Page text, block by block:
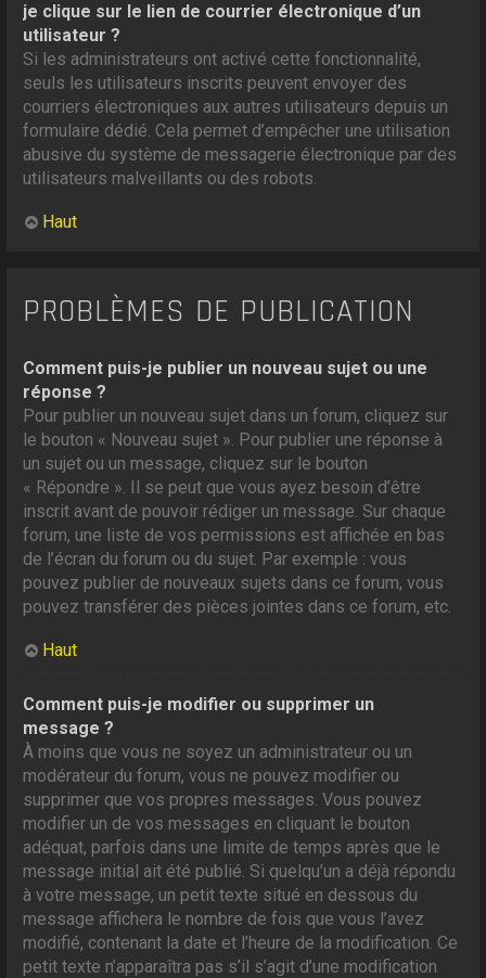
je clique sur le lien de courrier électronique d’un
utilisateur ?
Si les administrateurs ont activé cette fonctionnalité,
seuls les utilisateurs inscrits peuvent envoyer des
courriers électroniques aux autres utilisateurs depuis un
formulaire dédié. Cela permet d’empêcher une utilisation
abusive du système de messagerie électronique par des
utilisateurs malveillants ou des robots.
Haut
PROBLÈMES DE PUBLICATION
Comment puis-je publier un nouveau sujet ou une
réponse ?
Pour publier un nouveau sujet dans un forum, cliquez sur
le bouton « Nouveau sujet ». Pour publier une réponse à
un sujet ou un message, cliquez sur le bouton
« Répondre ». Il se peut que vous ayez besoin d’être
inscrit avant de pouvoir rédiger un message. Sur chaque
forum, une liste de vos permissions est affichée en bas
de l’écran du forum ou du sujet. Par exemple : vous
pouvez publier de nouveaux sujets dans ce forum, vous
pouvez transférer des pièces jointes dans ce forum, etc.
Haut
Comment puis-je modifier ou supprimer un
message ?
À moins que vous ne soyez un administrateur ou un
modérateur du forum, vous ne pouvez modifier ou
supprimer que vos propres messages. Vous pouvez
modifier un de vos messages en cliquant le bouton
adéquat, parfois dans une limite de temps après que le
message initial ait été publié. Si quelqu’un a déjà répondu
à votre message, un petit texte situé en dessous du
message affichera le nombre de fois que vous l’avez
modifié, contenant la date et l’heure de la modification. Ce
petit texte n’apparaîtra pas s’il s’agit d’une modification